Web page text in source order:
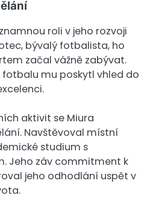
roli v jeho rozvoji
bývalý fotbalista, ho
začal vážně zabývat.
mu poskytl vhled do
aktivit se Miura
Navštěvoval místní
studium s
Jeho záv commitment k
jeho odhodlání uspět v